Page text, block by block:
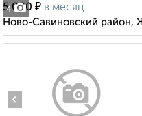
4
5 000 ₽ в месяц
Ново-Савиновский район,
‹